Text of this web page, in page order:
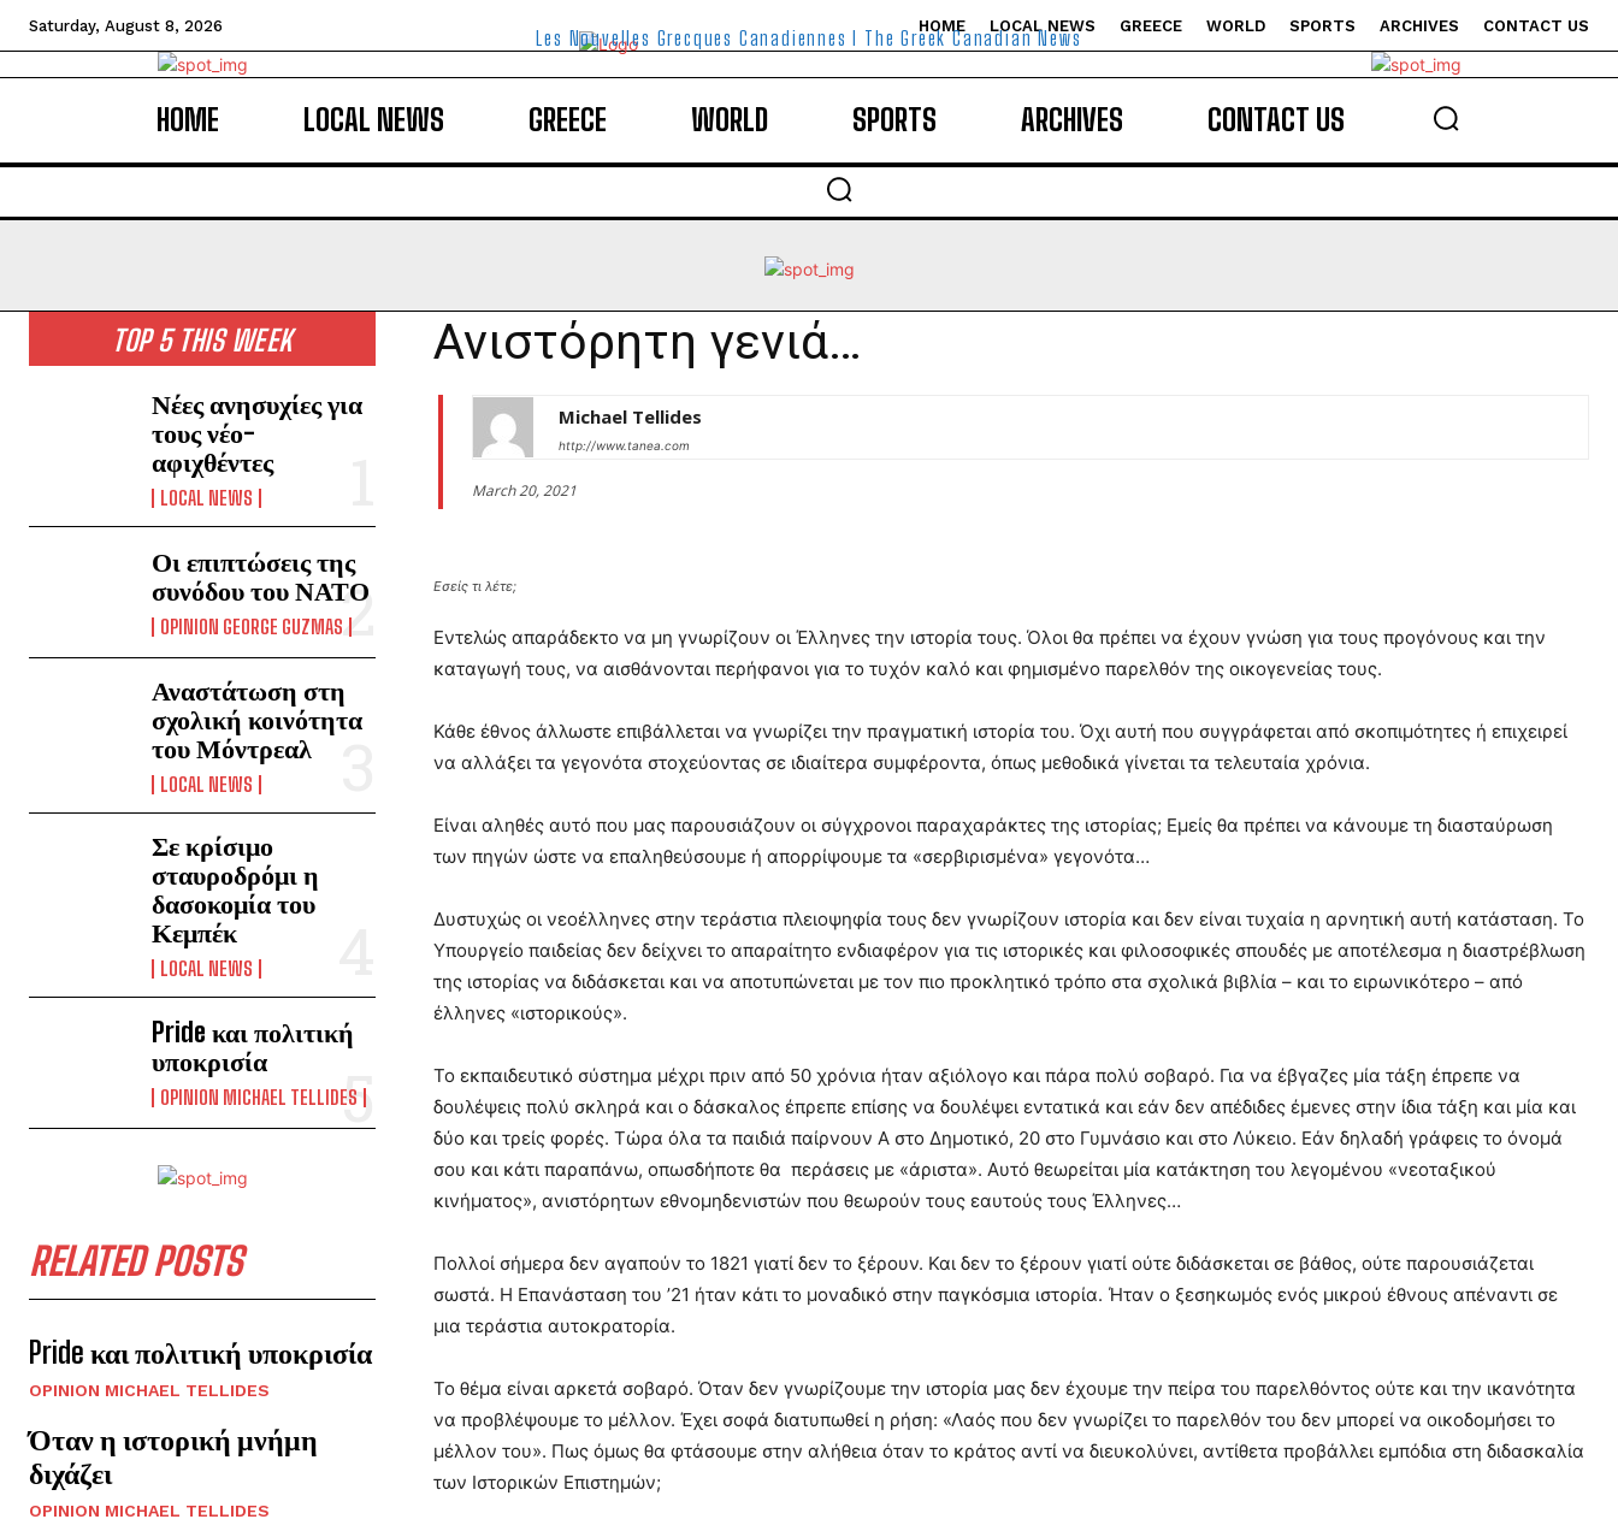
Saturday, August 8, 2026 HOME LOCAL NEWS GREECE WORLD SPORTS ARCHIVES CONTACT US
Les Nouvelles Grecques Canadiennes I The Greek Canadian News
HOME LOCAL NEWS GREECE WORLD SPORTS ARCHIVES CONTACT US
TOP 5 THIS WEEK
Νέες ανησυχίες για
τους νέο-
αφιχθέντες
LOCAL NEWS
Οι επιπτώσεις της
συνόδου του ΝΑΤΟ
OPINION GEORGE GUZMAS
Αναστάτωση στη
σχολική κοινότητα
του Μόντρεαλ
LOCAL NEWS
Σε κρίσιμο
σταυροδρόμι η
δασοκομία του
Κεμπέκ
LOCAL NEWS
Pride και πολιτική
υποκρισία
OPINION MICHAEL TELLIDES
RELATED POSTS
Pride και πολιτική υποκρισία
OPINION MICHAEL TELLIDES
Όταν η ιστορική μνήμη
διχάζει
OPINION MICHAEL TELLIDES
Ανιστόρητη γενιά…
Michael Tellides
http://www.tanea.com
March 20, 2021
Εσείς τι λέτε;
Εντελώς απαράδεκτο να μη γνωρίζουν οι Έλληνες την ιστορία τους. Όλοι θα πρέπει να έχουν γνώση για τους προγόνους και την
καταγωγή τους, να αισθάνονται περήφανοι για το τυχόν καλό και φημισμένο παρελθόν της οικογενείας τους.
Κάθε έθνος άλλωστε επιβάλλεται να γνωρίζει την πραγματική ιστορία του. Όχι αυτή που συγγράφεται από σκοπιμότητες ή επιχειρεί
να αλλάξει τα γεγονότα στοχεύοντας σε ιδιαίτερα συμφέροντα, όπως μεθοδικά γίνεται τα τελευταία χρόνια.
Είναι αληθές αυτό που μας παρουσιάζουν οι σύγχρονοι παραχαράκτες της ιστορίας; Εμείς θα πρέπει να κάνουμε τη διασταύρωση
των πηγών ώστε να επαληθεύσουμε ή απορρίψουμε τα «σερβιρισμένα» γεγονότα…
Δυστυχώς οι νεοέλληνες στην τεράστια πλειοψηφία τους δεν γνωρίζουν ιστορία και δεν είναι τυχαία η αρνητική αυτή κατάσταση. Το
Υπουργείο παιδείας δεν δείχνει το απαραίτητο ενδιαφέρον για τις ιστορικές και φιλοσοφικές σπουδές με αποτέλεσμα η διαστρέβλωση
της ιστορίας να διδάσκεται και να αποτυπώνεται με τον πιο προκλητικό τρόπο στα σχολικά βιβλία – και το ειρωνικότερο – από
έλληνες «ιστορικούς».
Το εκπαιδευτικό σύστημα μέχρι πριν από 50 χρόνια ήταν αξιόλογο και πάρα πολύ σοβαρό. Για να έβγαζες μία τάξη έπρεπε να
δουλέψεις πολύ σκληρά και ο δάσκαλος έπρεπε επίσης να δουλέψει εντατικά και εάν δεν απέδιδες έμενες στην ίδια τάξη και μία και
δύο και τρείς φορές. Τώρα όλα τα παιδιά παίρνουν Α στο Δημοτικό, 20 στο Γυμνάσιο και στο Λύκειο. Εάν δηλαδή γράφεις το όνομά
σου και κάτι παραπάνω, οπωσδήποτε θα περάσεις με «άριστα». Αυτό θεωρείται μία κατάκτηση του λεγομένου «νεοταξικού
κινήματος», ανιστόρητων εθνομηδενιστών που θεωρούν τους εαυτούς τους Έλληνες…
Πολλοί σήμερα δεν αγαπούν το 1821 γιατί δεν το ξέρουν. Και δεν το ξέρουν γιατί ούτε διδάσκεται σε βάθος, ούτε παρουσιάζεται
σωστά. Η Επανάσταση του ’21 ήταν κάτι το μοναδικό στην παγκόσμια ιστορία. Ήταν ο ξεσηκωμός ενός μικρού έθνους απέναντι σε
μια τεράστια αυτοκρατορία.
Το θέμα είναι αρκετά σοβαρό. Όταν δεν γνωρίζουμε την ιστορία μας δεν έχουμε την πείρα του παρελθόντος ούτε και την ικανότητα
να προβλέψουμε το μέλλον. Έχει σοφά διατυπωθεί η ρήση: «Λαός που δεν γνωρίζει το παρελθόν του δεν μπορεί να οικοδομήσει το
μέλλον του». Πως όμως θα φτάσουμε στην αλήθεια όταν το κράτος αντί να διευκολύνει, αντίθετα προβάλλει εμπόδια στη διδασκαλία
των Ιστορικών Επιστημών;